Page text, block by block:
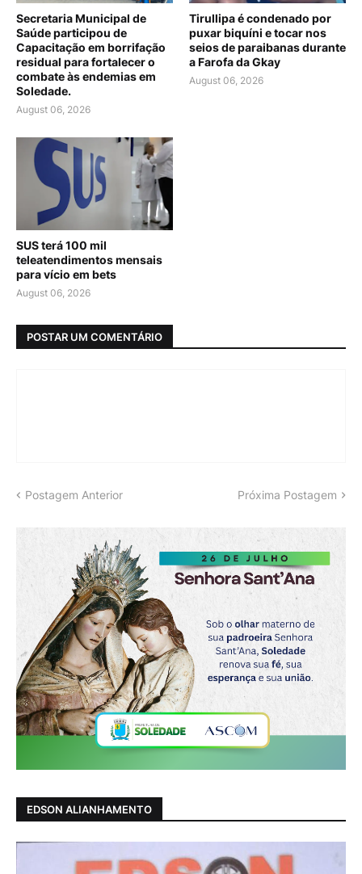
Secretaria Municipal de
Saúde participou de
Capacitação em borrifação
residual para fortalecer o
combate às endemias em
Soledade.
August 06, 2026
Tirullipa é condenado por
puxar biquíni e tocar nos
seios de paraibanas durante
a Farofa da Gkay
August 06, 2026
SUS terá 100 mil
teleatendimentos mensais
para vício em bets
August 06, 2026
POSTAR UM COMENTÁRIO
Postagem Anterior Próxima Postagem
EDSON ALIANHAMENTO